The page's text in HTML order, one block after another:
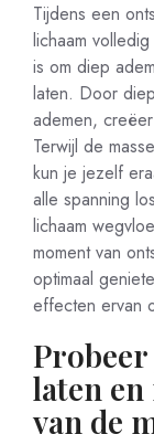
Tijdens een
lichaam
is om diep
laten. Door
ademen,
Terwijl de
kun je jezelf
alle spanning
lichaam
moment van
optimaal
effecten ervan
Probeer
laten en
van de